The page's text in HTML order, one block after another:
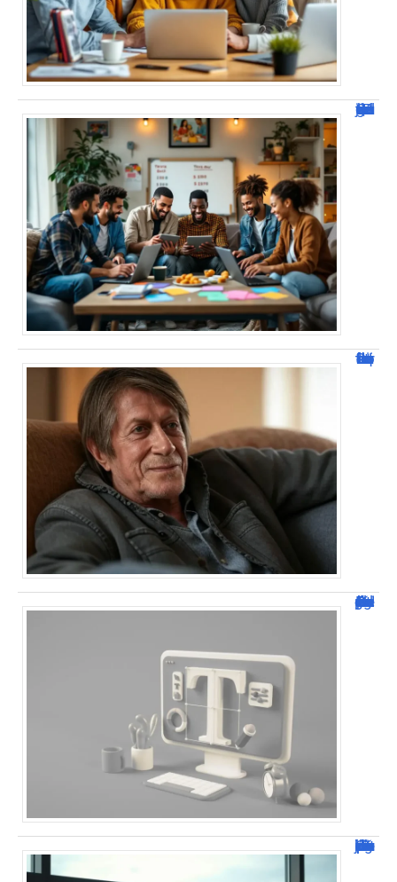
JetPunk : Quiz et jeux de culture générale
Jacques Dutronc fortune : estimation et sources de richesse !
Dafont Police : guide complet pour télécharger !
Combien de jour pour un décès d’un parent à l’étranger ?